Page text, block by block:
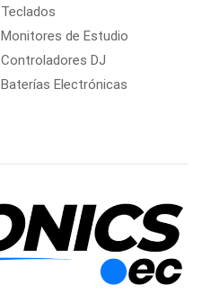
Teclados
Monitores de Estudio
Controladores DJ
Baterías Electrónicas